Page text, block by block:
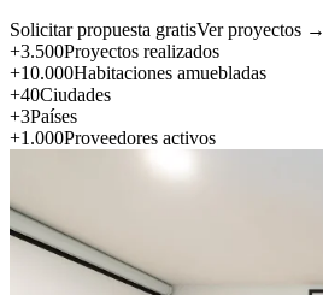
Solicitar propuesta gratisVer proyectos →
+3.500Proyectos realizados
+10.000Habitaciones amuebladas
+40Ciudades
+3Países
+1.000Proveedores activos